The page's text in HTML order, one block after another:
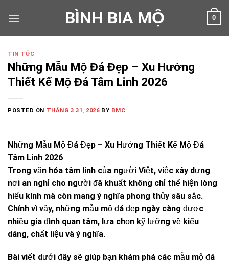
BÌNH BIA MỘ 0
TIN TỨC
Những Mẫu Mộ Đá Đẹp – Xu Hướng
Thiết Kế Mộ Đá Tâm Linh 2026
POSTED ON THÁNG 3 31, 2026 BY BMC
Những Mẫu Mộ Đá Đẹp – Xu Hướng Thiết Kế Mộ Đá
Tâm Linh 2026
Trong văn hóa tâm linh của người Việt, việc xây dựng
nơi an nghỉ cho người đã khuất không chỉ thể hiện lòng
hiếu kính mà còn mang ý nghĩa phong thủy sâu sắc.
Chính vì vậy, những mẫu mộ đá đẹp ngày càng được
nhiều gia đình quan tâm, lựa chọn kỹ lưỡng về kiểu
dáng, chất liệu và ý nghĩa.
Bài viết dưới đây sẽ giúp bạn khám phá các mẫu mộ đá